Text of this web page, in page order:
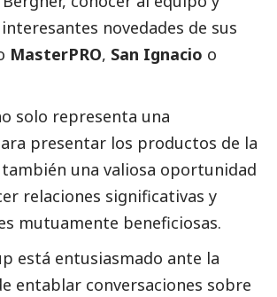
novedades de sus
MasterPRO, San Ignacio o
solo representa una
presentar los productos de la
una valiosa oportunidad
relaciones significativas y
mutuamente beneficiosas.
está entusiasmado ante la
entablar conversaciones sobre